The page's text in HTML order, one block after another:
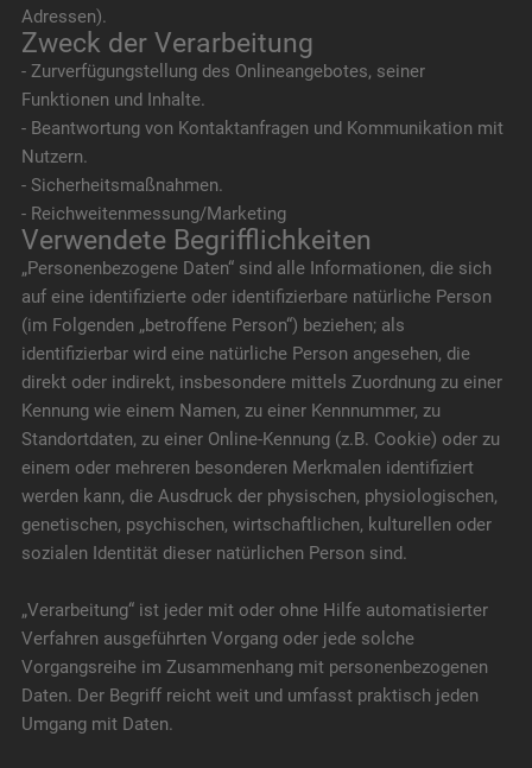
Adressen).
Zweck der Verarbeitung
- Zurverfügungstellung des Onlineangebotes, seiner
Funktionen und Inhalte.
- Beantwortung von Kontaktanfragen und Kommunikation mit
Nutzern.
- Sicherheitsmaßnahmen.
- Reichweitenmessung/Marketing
Verwendete Begrifflichkeiten
„Personenbezogene Daten“ sind alle Informationen, die sich
auf eine identifizierte oder identifizierbare natürliche Person
(im Folgenden „betroffene Person“) beziehen; als
identifizierbar wird eine natürliche Person angesehen, die
direkt oder indirekt, insbesondere mittels Zuordnung zu einer
Kennung wie einem Namen, zu einer Kennnummer, zu
Standortdaten, zu einer Online-Kennung (z.B. Cookie) oder zu
einem oder mehreren besonderen Merkmalen identifiziert
werden kann, die Ausdruck der physischen, physiologischen,
genetischen, psychischen, wirtschaftlichen, kulturellen oder
sozialen Identität dieser natürlichen Person sind.
„Verarbeitung“ ist jeder mit oder ohne Hilfe automatisierter
Verfahren ausgeführten Vorgang oder jede solche
Vorgangsreihe im Zusammenhang mit personenbezogenen
Daten. Der Begriff reicht weit und umfasst praktisch jeden
Umgang mit Daten.